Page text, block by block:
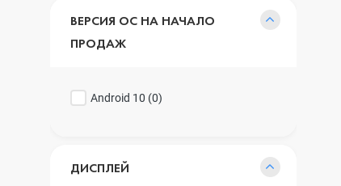
ВЕРСИЯ ОС НА НАЧАЛО
ПРОДАЖ
Android 10 (0)
ДИСПЛЕЙ